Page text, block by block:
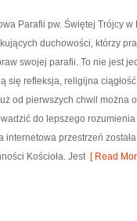
Parafii pw. Świętej Trójcy
duchowości, którzy
swojej parafii. To nie jest
się refleksja, religijna
od pierwszych chwil można
do lepszego
internetowa przestrzeń
Kościoła. Jest[ Read